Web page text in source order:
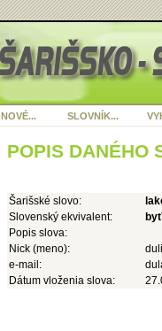
NOVÉ... SLOVNÍK...
POPIS DANÉHO
Šarišské slovo:
Slovenský ekvivalent:
Popis slova:
Nick (meno):
e-mail:
Dátum vloženia slova: